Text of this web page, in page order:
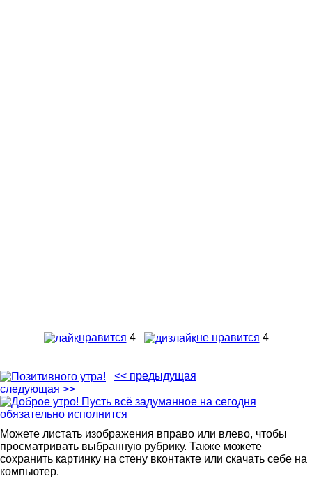
нравится 4 не нравится 4
<< предыдущая
следующая >>
Можете листать изображения вправо или влево, чтобы
просматривать выбранную рубрику. Также можете
сохранить картинку на стену вконтакте или скачать себе на
компьютер.